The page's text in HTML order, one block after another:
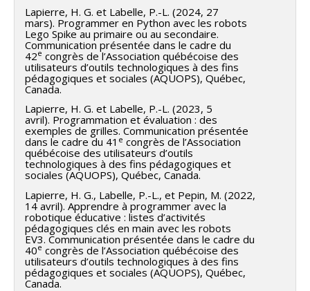
Lapierre, H. G. et Labelle, P.-L. (2024, 27
mars). Programmer en Python avec les robots
Lego Spike au primaire ou au secondaire.
Communication présentée dans le cadre du
42e congrès de l’Association québécoise des
utilisateurs d’outils technologiques à des fins
pédagogiques et sociales (AQUOPS), Québec,
Canada.
Lapierre, H. G. et Labelle, P.-L. (2023, 5
avril). Programmation et évaluation : des
exemples de grilles. Communication présentée
dans le cadre du 41 e congrès de l’Association
québécoise des utilisateurs d’outils
technologiques à des fins pédagogiques et
sociales (AQUOPS), Québec, Canada.
Lapierre, H. G., Labelle, P.-L., et Pepin, M. (2022,
14 avril). Apprendre à programmer avec la
robotique éducative : listes d’activités
pédagogiques clés en main avec les robots
EV3. Communication présentée dans le cadre du
40e congrès de l’Association québécoise des
utilisateurs d’outils technologiques à des fins
pédagogiques et sociales (AQUOPS), Québec,
Canada.